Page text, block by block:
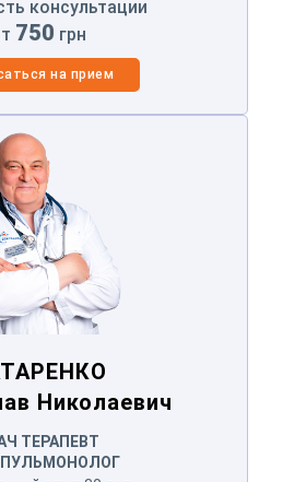
консультации
750 грн
на прием
Николаевич
ТЕРАПЕВТ
ПУЛЬМОНОЛОГ
Отправить
согласие на
Вам в ближайшее
время.